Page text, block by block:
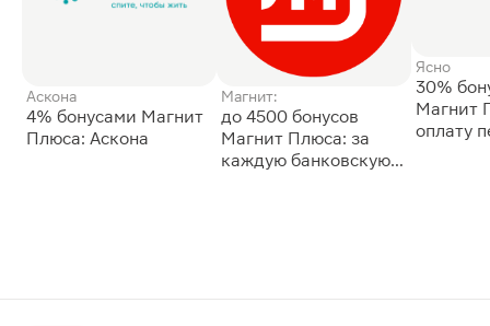
Аскона
4% бонусами Магнит
Плюса: Аскона
Магнит:
до 4500 бонусов
Магнит Плюса: за
каждую банковскую
Ясно
30%
Магнит
оплату